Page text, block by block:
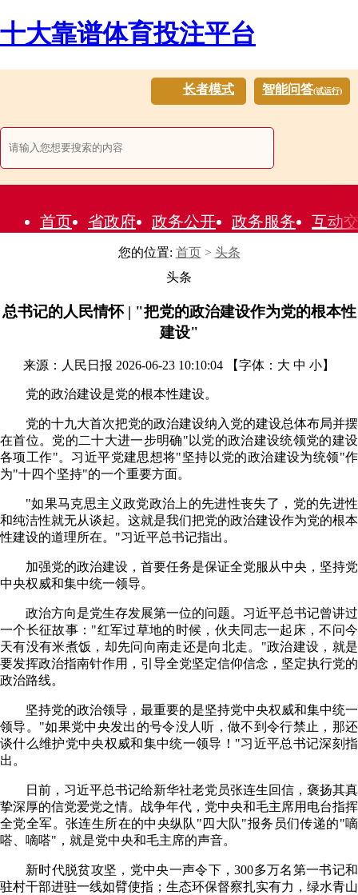
十大靠谱体育投注平台
智能问答(试运行)
长者模式
首页 省政府 政务公开 政务服务 互动
您的位置: 首页> 头条
头条
总书记的人民情怀 | "把党的政治建设作为党的根本性
建设"
来源：人民日报 2026-06-23 10:10:04 【字体： 大 中 小】
党的政治建设是党的根本性建设。
党的十九大首次把党的政治建设纳入党的建设总体布局并摆
在首位。党的二十大进一步明确"以党的政治建设统领党的建设
各项工作"。习近平党建思想将"坚持以党的政治建设为统领"作
为"十四个坚持"的一个重要方面。
"如果马克思主义政党政治上的先进性丧失了，党的先进性
和纯洁性就无从谈起。这就是我们把党的政治建设作为党的根本
性建设的道理所在。"习近平总书记指出。
加强党的政治建设，首要任务是保证全党服从中央，坚持党
中央权威和集中统一领导。
政治方向是党生存发展第一位的问题。习近平总书记曾讲过
一个长征故事："红军过草地的时候，伙夫同志一起床，不问今
天有没有米煮饭，却先问向南走还是向北走。"政治建设，就是
要发挥政治指南针作用，引导全党坚定信仰信念，坚定执行党的
政治路线。
坚持党的政治领导，最重要的是坚持党中央权威和集中统一
领导。"如果党中央发出的号令没人听，做不到令行禁止，那还
谈什么维护党中央权威和集中统一领导！"习近平总书记深刻指
出。
日前，习近平总书记给新华社老党员张连生回信，褒扬其真
挚深厚的信党爱党之情。战争年代，党中央和毛主席用电台指挥
全党全军。张连生所在的中央纵队"四大队"报务员们传递的"嘀
嗒、嘀嗒"，就是党中央和毛主席的声音。
新时代脱贫攻坚，党中央一声令下，300多万名第一书记和
驻村干部进驻一线如臂使指；生态环保督察扎实有力，绿水青山